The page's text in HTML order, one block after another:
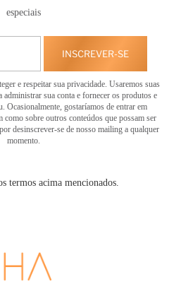
especiais
INSCREVER-SE
e respeitar sua privacidade. Usaremos suas
administrar sua conta e fornecer os produtos e
Ocasionalmente, gostaríamos de entrar em
como sobre outros conteúdos que possam ser
desinscrever-se de nosso mailing a qualquer
momento.
termos acima mencionados.